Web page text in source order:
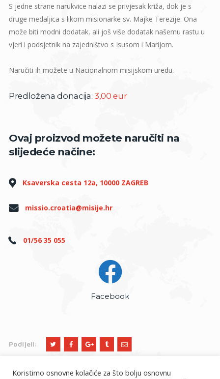
S jedne strane narukvice nalazi se privjesak križa, dok je s
druge medaljica s likom misionarke sv. Majke Terezije. Ona
može biti modni dodatak, ali još više dodatak našemu rastu u
vjeri i podsjetnik na zajedništvo s Isusom i Marijom.
Naručiti ih možete u Nacionalnom misijskom uredu.
Predložena donacija: 3,00 eur
Ovaj proizvod možete naručiti na
slijedeće načine:
Ksaverska cesta 12a, 10000 ZAGREB
missio.croatia@misije.hr
01/56 35 055
Facebook
Podijeli:
Koristimo osnovne kolačiće za što bolju osnovnu